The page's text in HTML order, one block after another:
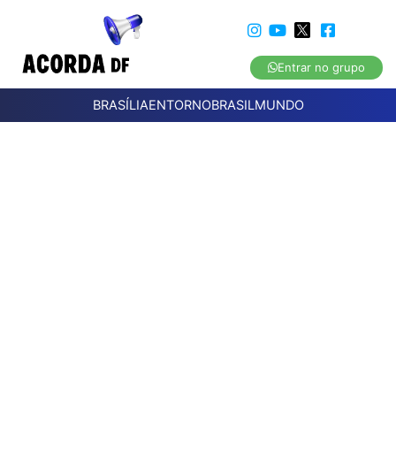
Entrar no grupo
BRASÍLIAENTORNOBRASILMUNDO